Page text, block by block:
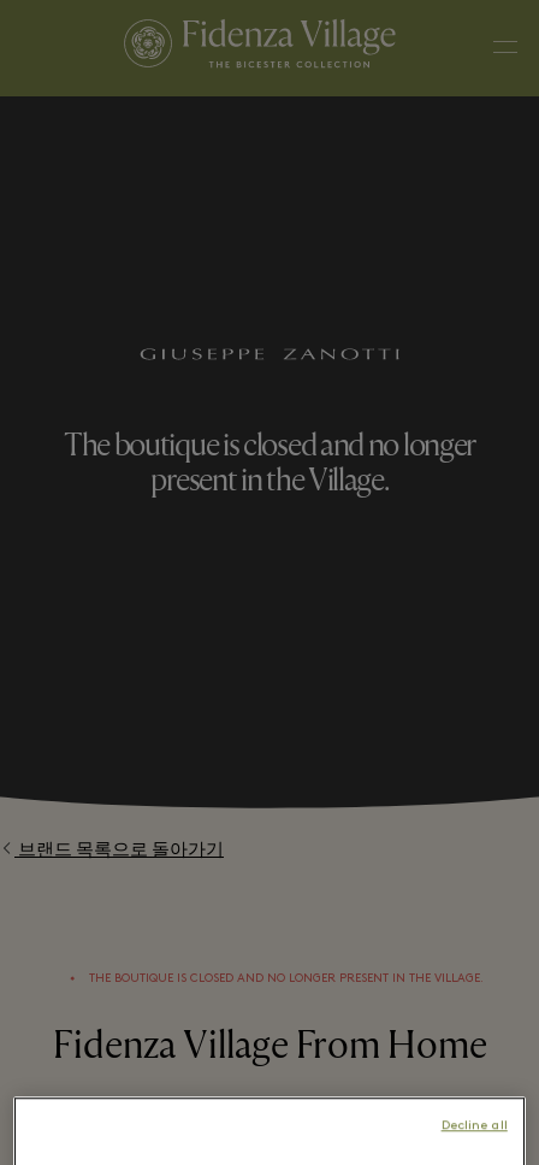
The boutique is closed and no longer
present in the Village.
브랜드 목록으로 돌아가기
⬩ THE BOUTIQUE IS CLOSED AND NO LONGER PRESENT IN THE VILLAGE.
Fidenza Village From Home
Connect with the boutique now to shopDecline all